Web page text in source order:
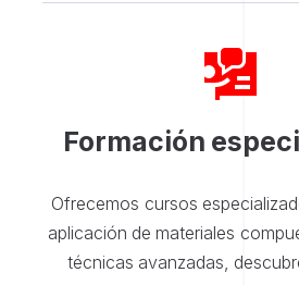
Formación
Ofrecemos cursos
aplicación de materiales
técnicas avanzadas,